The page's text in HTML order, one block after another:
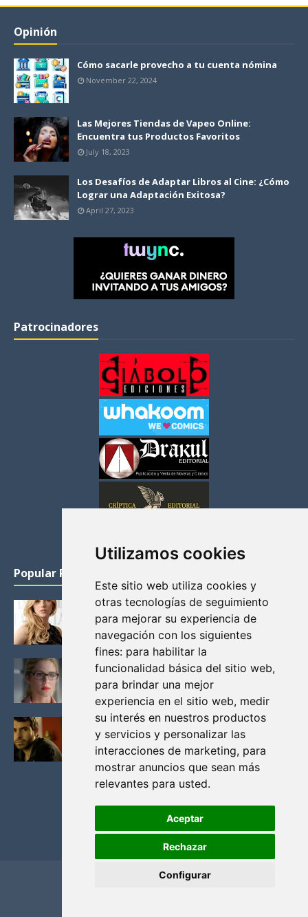
Utilizamos cookies
Este sitio web utiliza cookies y
otras tecnologías de seguimiento
para mejorar su experiencia de
navegación con los siguientes
fines: para habilitar la
funcionalidad básica del sitio web,
para brindar una mejor
experiencia en el sitio web, medir
su interés en nuestros productos
y servicios y personalizar las
interacciones de marketing, para
mostrar anuncios que sean más
relevantes para usted.
Aceptar
Rechazar
Configurar
Opinión
Cómo sacarle provecho a tu cuenta nómina
November 22, 2024
Las Mejores Tiendas de Vapeo Online:
Encuentra tus Productos Favoritos
July 18, 2023
Los Desafíos de Adaptar Libros al Cine: ¿Cómo
Lograr una Adaptación Exitosa?
April 27, 2023
Patrocinadores
Popular Posts
KATHERYN WINNICK: LA ACTRIZ MAS GUAPA DE
VIKINGOS
Junio 14, 2013
FELICITY (EMILY BETT RICKARDS), LAS FOTOS
MAS BONITAS DE LA ALIADA DE ARROW
Noviembre 30, 2013
BLACK MIRROR: TODA TU HISTORIA. EPISODIO 3.
LA CRITICA
Mayo 17, 2012
Privacidad y cookies
Contacto